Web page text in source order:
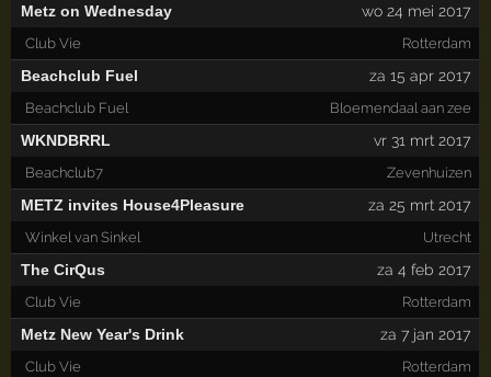
Metz on Wednesday wo 24 mei 2017
Club Vie Rotterdam
Beachclub Fuel za 15 apr 2017
Beachclub Fuel Bloemendaal aan zee
WKNDBRRL vr 31 mrt 2017
Beachclub7 Zevenhuizen
METZ invites House4Pleasure za 25 mrt 2017
Winkel van Sinkel Utrecht
The CirQus za 4 feb 2017
Club Vie Rotterdam
Metz New Year's Drink za 7 jan 2017
Club Vie Rotterdam